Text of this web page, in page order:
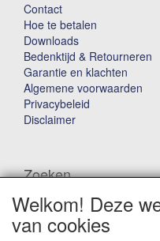
Contact
Hoe te betalen
Downloads
Bedenktijd & Retourneren
Garantie en klachten
Algemene voorwaarden
Privacybeleid
Disclaimer
Zoeken
Waar ben je naar op
Welkom! Deze
van cookies